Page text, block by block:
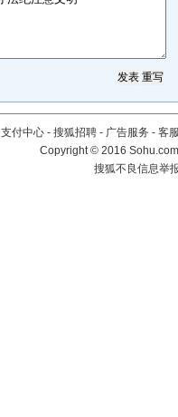
支付中心 - 搜狐招聘 - 广告服务 - 客
Copyright©2016
搜狐不良信息举